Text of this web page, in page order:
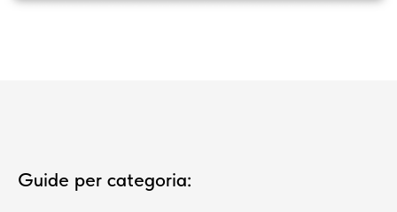
Guide per categoria: